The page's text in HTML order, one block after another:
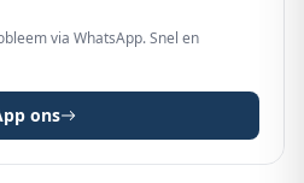
via WhatsApp. Snel en
ons